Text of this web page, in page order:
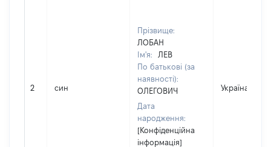
2 син
Прізвище:
ЛОБАН
Ім'я:
ЛЕВ
По батькові (за
наявності):
ОЛЕГОВИЧ
Дата
народження:
[Конфіденційна
інформація]
Україна